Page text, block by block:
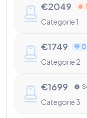
€2049
Categorie 1
€1749
Categorie 2
€1699
Categorie 3